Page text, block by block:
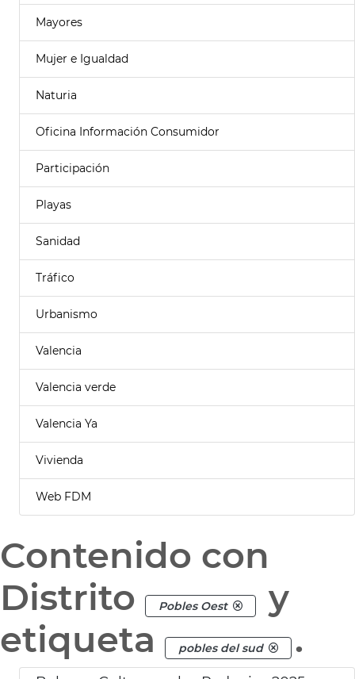
Mayores
Mujer e Igualdad
Naturia
Oficina Información Consumidor
Participación
Playas
Sanidad
Tráfico
Urbanismo
Valencia
Valencia verde
Valencia Ya
Vivienda
Web FDM
Contenido con
Distrito
Pobles Oest
y
etiqueta
pobles del sud .